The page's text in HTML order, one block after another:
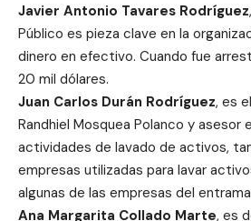
Javier Antonio Tavares Rodríguez
Público es pieza clave en la
dinero en efectivo. Cuando fue
20 mil dólares.
Juan Carlos Durán Rodríguez, es
Randhiel Mosquea Polanco y asesor
actividades de lavado de activos,
empresas utilizadas para lavar
algunas de las empresas del
Ana Margarita Collado Marte, es